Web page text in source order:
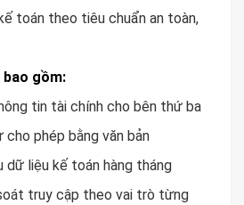
toán theo tiêu chuẩn an toàn,
gồm:
tin tài chính cho bên thứ ba
cho phép bằng văn bản
dữ liệu kế toán hàng tháng
truy cập theo vai trò từng